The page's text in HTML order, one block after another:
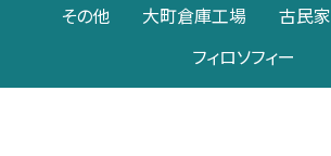
その他
大町倉庫工場 古民家
フィロソフィー